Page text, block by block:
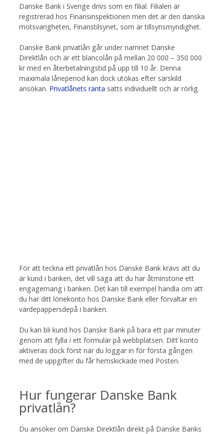
Danske Bank i Sverige drivs som en filial. Filialen är
registrerad hos Finansinspektionen men det är den danska
motsvarigheten, Finanstilsynet, som är tillsynsmyndighet.
Danske Bank privatlån går under namnet Danske
Direktlån och är ett blancolån på mellan 20 000 – 350 000
kr med en återbetalningstid på upp till 10 år. Denna
maximala låneperiod kan dock utökas efter särskild
ansökan. Privatlånets ränta sätts individuellt och är rörlig.
För att teckna ett privatlån hos Danske Bank krävs att du
är kund i banken, det vill säga att du har åtminstone ett
engagemang i banken. Det kan till exempel handla om att
du har ditt lönekonto hos Danske Bank eller förvaltar en
värdepappersdepå i banken.
Du kan bli kund hos Danske Bank på bara ett par minuter
genom att fylla i ett formulär på webbplatsen. Ditt konto
aktiveras dock först när du loggar in för första gången
med de uppgifter du får hemskickade med Posten.
Hur fungerar Danske Bank
privatlån?
Du ansöker om Danske Direktlån direkt på Danske Banks